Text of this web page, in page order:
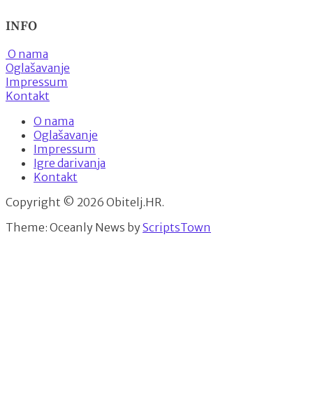
INFO
O nama
Oglašavanje
Impressum
Kontakt
O nama
Oglašavanje
Impressum
Igre darivanja
Kontakt
Copyright © 2026 Obitelj.HR.
Theme: Oceanly News byScriptsTown